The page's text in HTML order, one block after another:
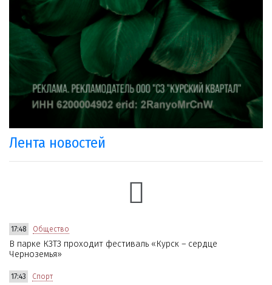
Лента новостей
17:48 Общество
В парке КЗТЗ проходит фестиваль «Курск – сердце
Черноземья»
17:43 Спорт